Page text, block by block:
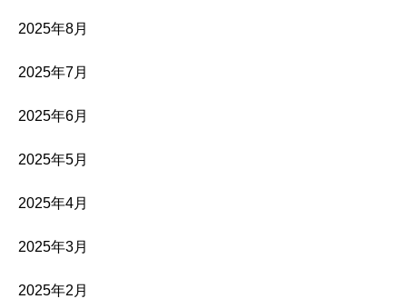
2025年8月
2025年7月
2025年6月
2025年5月
2025年4月
2025年3月
2025年2月